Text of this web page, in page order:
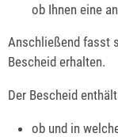
ob Ihnen eine
Anschließend fasst
Bescheid erhalten.
Der Bescheid
ob und in